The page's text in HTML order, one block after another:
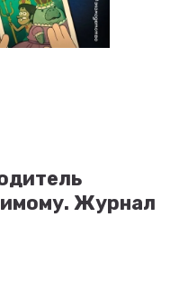
Журнал